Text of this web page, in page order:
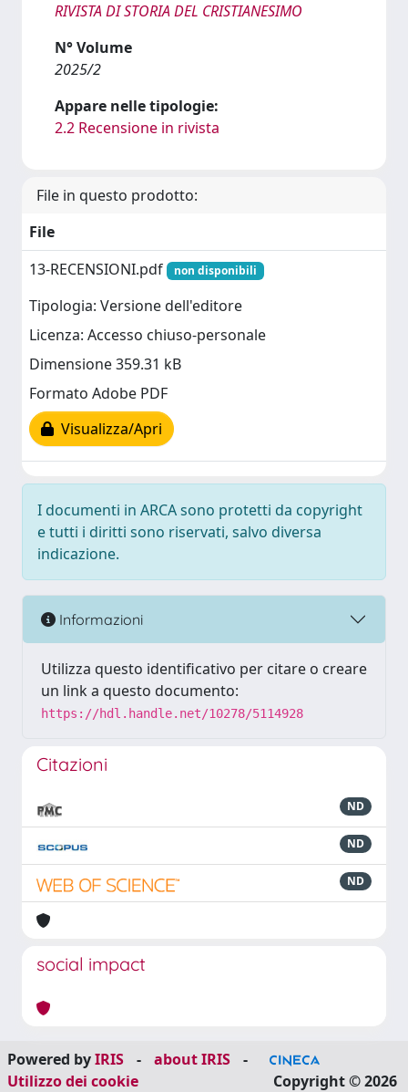
RIVISTA DI STORIA DEL CRISTIANESIMO
N° Volume
2025/2
Appare nelle tipologie:
2.2 Recensione in rivista
File in questo prodotto:
File
13-RECENSIONI.pdf
non disponibili
Tipologia: Versione dell'editore
Licenza: Accesso chiuso-personale
Dimensione 359.31 kB
Formato Adobe PDF
Visualizza/Apri
I documenti in ARCA sono protetti da copyright
e tutti i diritti sono riservati, salvo diversa
indicazione.
Informazioni
Utilizza questo identificativo per citare o creare
un link a questo documento:
https://hdl.handle.net/10278/5114928
Citazioni
ND
ND
ND
social impact
Powered byIRIS - about IRIS
-
Utilizzo dei cookie
Copyright © 2026